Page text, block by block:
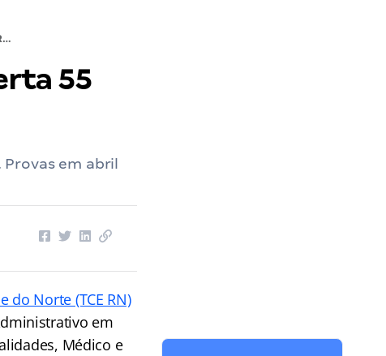
Edital TCE RN SAIU! Concurso oferta 55 vagas de até R$ 17,5 mil
55
Provas em abril
do Norte (TCE RN)
em
Médico e